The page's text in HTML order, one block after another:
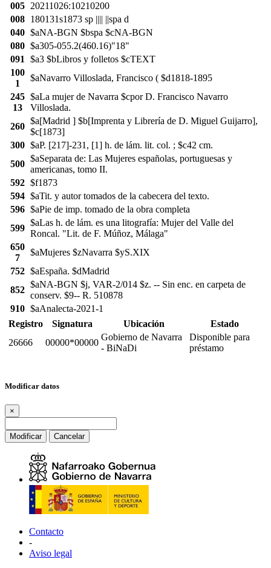
005
20211026:10210200
008
180131s1873 sp |||| ||spa d
040 $aNA-BGN $bspa $cNA-BGN
080 $a305-055.2(460.16)"18"
091
$a3 $bLibros y folletos $cTEXT
100
1
$aNavarro Villoslada, Francisco ( $d1818-1895
245
13
$aLa mujer de Navarra $cpor D. Francisco Navarro
Villoslada.
260
$a[Madrid ] $b[Imprenta y Librería de D. Miguel Guijarro],
$c[1873]
300 $aP. [217]-231, [1] h. de lám. lit. col. ; $c42 cm.
500
$aSeparata de: Las Mujeres españolas, portuguesas y
americanas, tomo II.
592 $f1873
594 $aTit. y autor tomados de la cabecera del texto.
596 $aPie de imp. tomado de la obra completa
599
$aLas h. de lám. es una litografía: Mujer del Valle del
Roncal. "Lit. de F. Múñoz, Málaga"
650
7
$aMujeres $zNavarra $yS.XIX
752 $aEspaña. $dMadrid
852
$aNA-BGN $j, VAR-2/014 $z. -- Sin enc. en carpeta de
conserv. $9-- R. 510878
910 $aAnalecta-2021-1
Registro
Signatura Ubicación
Estado
26666
00000*00000
Gobierno de Navarra
- BiNaDi
Disponible para
préstamo
Modificar datos
×
Modificar Cancelar
Contacto
-
Aviso legal